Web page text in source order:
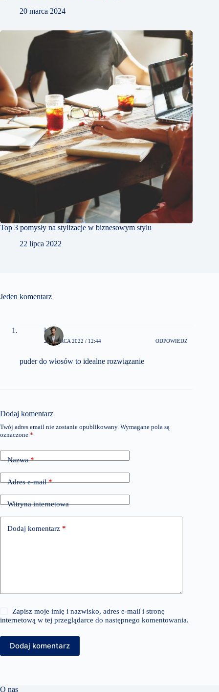
20 marca 2024
Top 3 pomysły na stylizacje w biznesowym stylu
22 lipca 2022
Jeden komentarz
łysy
21 MARCA 2022 / 12:44 ODPOWIEDZ
puder do włosów to idealne rozwiązanie
Dodaj komentarz
Twój adres email nie zostanie opublikowany. Wymagane pola są
oznaczone *
Nazwa*
Adres e-mail*
Witryna internetowa
Dodaj komentarz *
Zapisz moje imię i nazwisko, adres e-mail i stronę
internetową w tej przeglądarce do następnego komentowania.
Dodaj komentarz
O nas